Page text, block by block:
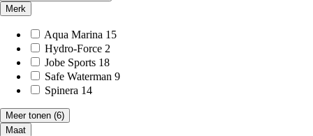
Merk
Aqua Marina 15
Hydro-Force 2
Jobe Sports 18
Safe Waterman 9
Spinera 14
Meer tonen (6)
Maat